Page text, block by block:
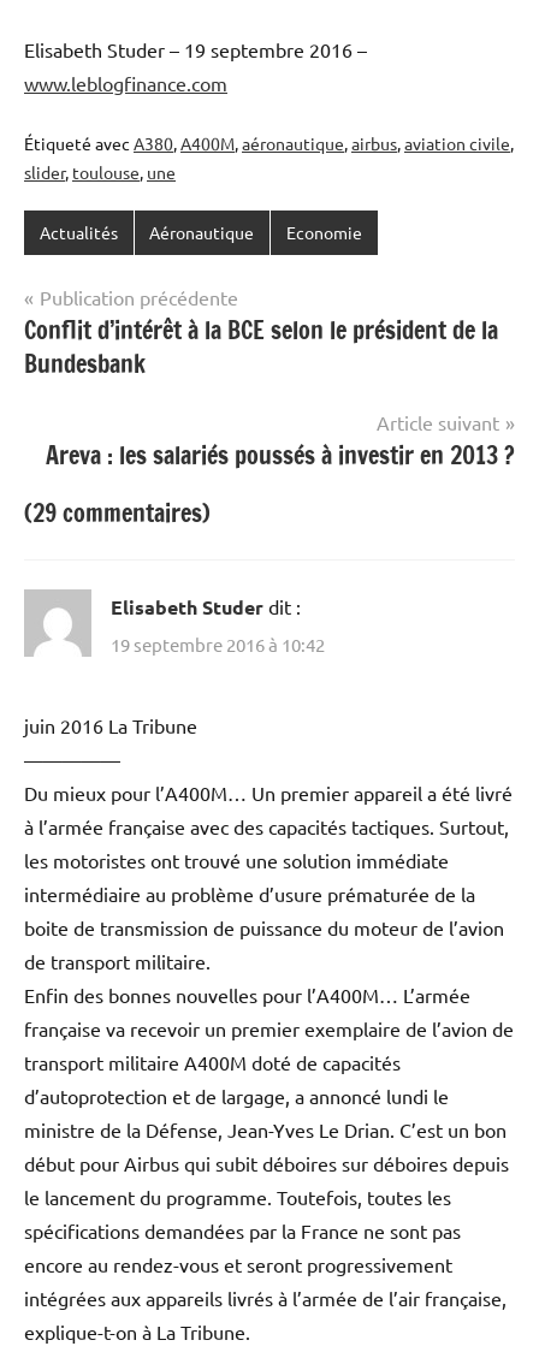
Elisabeth Studer – 19 septembre 2016 –
www.leblogfinance.com
Étiqueté avec A380,A400M,aéronautique,airbus,aviation civile,
slider, toulouse, une
Actualités Aéronautique Economie
Navigation
de
l’article
Publication précédente
Conflit d’intérêt à la BCE selon le président de la
Bundesbank
Article suivant
Areva : les salariés poussés à investir en 2013 ?
(29 commentaires)
Elisabeth Studer dit :
19 septembre 2016 à 10:42
juin 2016 La Tribune
—————
Du mieux pour l’A400M… Un premier appareil a été livré
à l’armée française avec des capacités tactiques. Surtout,
les motoristes ont trouvé une solution immédiate
intermédiaire au problème d’usure prématurée de la
boite de transmission de puissance du moteur de l’avion
de transport militaire.
Enfin des bonnes nouvelles pour l’A400M… L’armée
française va recevoir un premier exemplaire de l’avion de
transport militaire A400M doté de capacités
d’autoprotection et de largage, a annoncé lundi le
ministre de la Défense, Jean-Yves Le Drian. C’est un bon
début pour Airbus qui subit déboires sur déboires depuis
le lancement du programme. Toutefois, toutes les
spécifications demandées par la France ne sont pas
encore au rendez-vous et seront progressivement
intégrées aux appareils livrés à l’armée de l’air française,
explique-t-on à La Tribune.